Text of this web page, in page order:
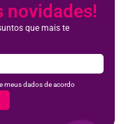
novidades!
que mais te
meus dados de acordo